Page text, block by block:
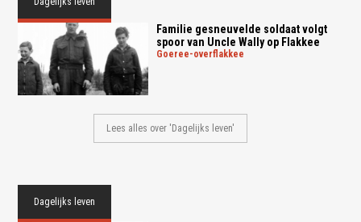
Familie gesneuvelde soldaat volgt
spoor van Uncle Wally op Flakkee
goeree-overflakkee
Lees alles over 'Dagelijks leven'
Dagelijks leven